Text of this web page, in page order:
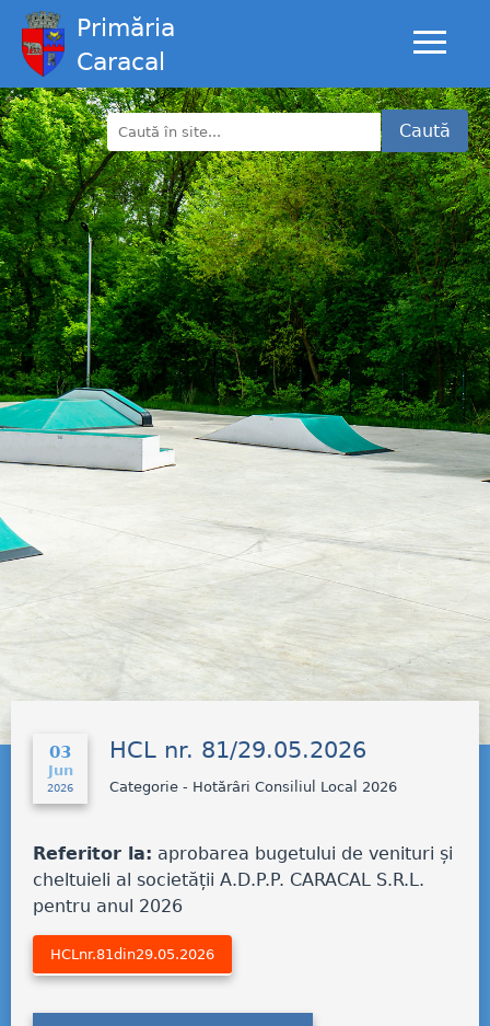
Primăria
Caracal
Caută
03
Jun
2026
HCL nr. 81/29.05.2026
Categorie - Hotărâri Consiliul Local 2026
Referitor la: aprobarea bugetului de venituri și
cheltuieli al societății A.D.P.P. CARACAL S.R.L.
pentru anul 2026
HCLnr.81din29.05.2026